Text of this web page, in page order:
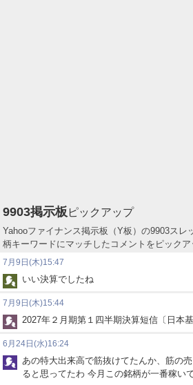
9903掲示板 ピックアップ
Yahooファイナンス掲示板（Y板）の9903スレ
柄キーワードにマッチしたコメントをピックア
7月9日(木)15:47
いい決算でしたね
7月9日(木)15:44
2027年２月期第１四半期決算短信〔日本
6月24日(水)16:24
あの特大出来高で筋抜けてたんか、筋の
ると思ってたわ 今月この銘柄が一番稼い